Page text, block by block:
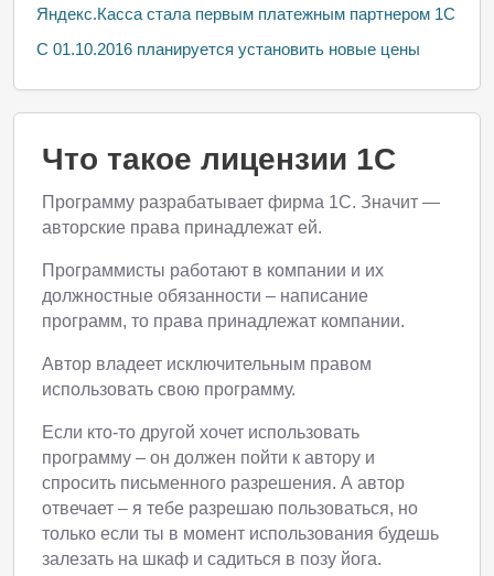
Яндекс.Касса стала первым платежным партнером 1С
С 01.10.2016 планируется установить новые цены
Что такое лицензии 1С
Программу разрабатывает фирма 1С. Значит —
авторские права принадлежат ей.
Программисты работают в компании и их
должностные обязанности – написание
программ, то права принадлежат компании.
Автор владеет исключительным правом
использовать свою программу.
Если кто-то другой хочет использовать
программу – он должен пойти к автору и
спросить письменного разрешения. А автор
отвечает – я тебе разрешаю пользоваться, но
только если ты в момент использования будешь
залезать на шкаф и садиться в позу йога.